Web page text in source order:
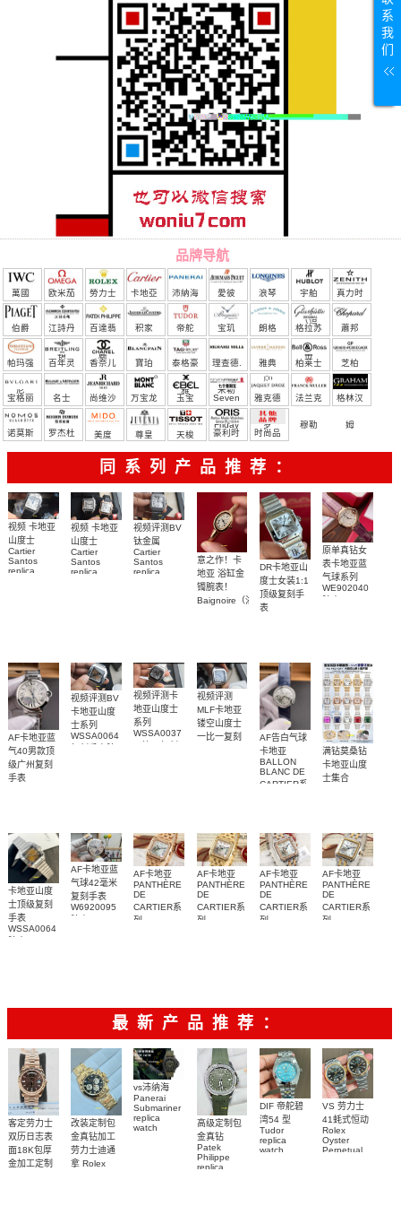
品牌导航
萬國 欧米茄 勞力士 卡地亞 沛納海 愛彼 浪琴 宇舶
（恒
宝）
真力时
伯爵 江詩丹
頓
百達翡
麗
积家 帝舵 宝玑 朗格 格拉苏
蒂
蕭邦
帕玛强
尼
百年灵 香奈儿 寶珀 泰格豪
雅
理查德.
米勒
雅典 柏莱士 芝柏
宝格丽 名士 尚维沙 万宝龙 玉宝 Seven
Friday
雅克德
罗
法兰克
穆勒
格林汉
姆
诺莫斯
罗杰杜 美度 尊皇 天梭 豪利时 时尚品
牌/原单
同系列产品推荐：
视频 卡地亚
山度士
Cartier
Santos
replica
视频 卡地亚
山度士
Cartier
Santos
replica
视频评测BV
钛金属
Cartier
Santos
replica
意之作！卡
地亚 浴缸金
镯腕表！
Baignoire（浴
DR卡地亚山
度士女装1:1
顶级复刻手
表
原单真钻女
表卡地亚蓝
气球系列
WE902040
AF卡地亚蓝
气40男款顶
级广州复刻
手表
视频评测BV
卡地亚山度
士系列
WSSA0064
视频评测卡
地亚山度士
系列
WSSA0037
视频评测
MLF卡地亚
镂空山度士
一比一复刻
AF告白气球
卡地亚
BALLON
BLANC DE
CARTIER系
满钻莫桑钻
卡地亚山度
士集合
卡地亚山度
士顶级复刻
手表
WSSA0064
AF卡地亚蓝
气球42毫米
复刻手表
W6920095
AF卡地亚
PANTHÈRE
DE
CARTIER系
列
AF卡地亚
PANTHÈRE
DE
CARTIER系
列
AF卡地亚
PANTHÈRE
DE
CARTIER系
列
AF卡地亚
PANTHÈRE
DE
CARTIER系
列
最新产品推荐：
客定劳力士
双历日志表
面18K包厚
金加工定制
改装定制包
金真钻加工
劳力士迪通
拿 Rolex
vs沛纳海
Panerai
Submariner
replica
watch
高级定制包
金真钻
Patek
Philippe
replica
DIF 帝舵碧
湾54 型
Tudor
replica
watch
VS 劳力士
41蚝式恒动
Rolex
Oyster
Perpetual
系
我
们